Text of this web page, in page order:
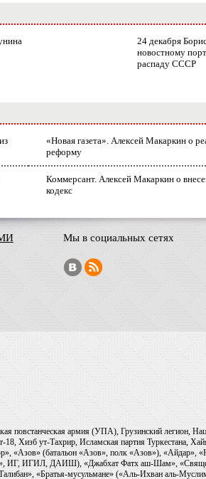
24 декабря
новостному
распаду СССР
«Новая газета». Алексей Макаркин о
реформу
Коммерсант. Алексей Макаркин о
кодекс
Мы в социальных сетях
повстанческая армия (УПА), Грузинский легион,
Хизб ут-Тахрир, Исламская партия Туркестана,
«Азов» (батальон «Азов», полк «Азов»), «Айдар»,
ИГ, ИГИЛ, ДАИШ), «Джабхат Фатх аш-Шам»,
«Братья-мусульмане» («Аль-Ихван аль-